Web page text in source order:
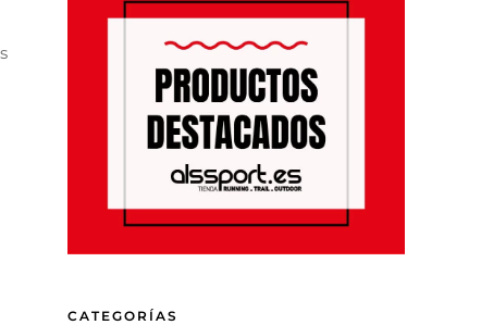
CATEGORÍAS